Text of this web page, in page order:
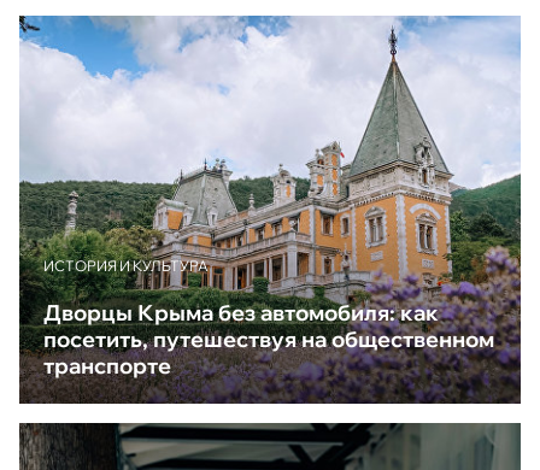
ИСТОРИЯ И КУЛЬТУРА
Дворцы Крыма без автомобиля: как
посетить, путешествуя на общественном
транспорте